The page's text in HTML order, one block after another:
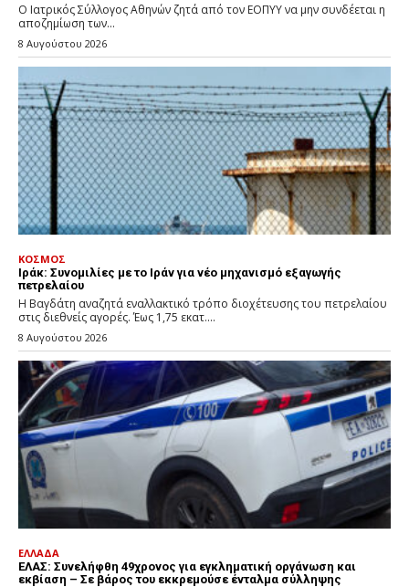
Ο Ιατρικός Σύλλογος Αθηνών ζητά από τον ΕΟΠΥΥ να μην συνδέεται η
αποζημίωση των...
8 Αυγούστου 2026
ΚΟΣΜΟΣ
Ιράκ: Συνομιλίες με το Ιράν για νέο μηχανισμό εξαγωγής
πετρελαίου
Η Βαγδάτη αναζητά εναλλακτικό τρόπο διοχέτευσης του πετρελαίου
στις διεθνείς αγορές. Έως 1,75 εκατ....
8 Αυγούστου 2026
ΕΛΛΑΔΑ
ΕΛΑΣ: Συνελήφθη 49χρονος για εγκληματική οργάνωση και
εκβίαση – Σε βάρος του εκκρεμούσε ένταλμα σύλληψης